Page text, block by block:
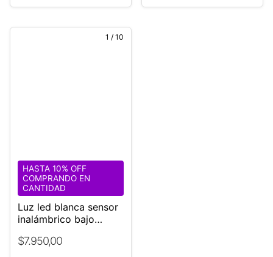
1 / 10
Luz led blanca sensor
inalámbrico bajo
cable 220v Pasa mano
$7.950,00
HASTA 10% OFF
COMPRANDO EN
CANTIDAD